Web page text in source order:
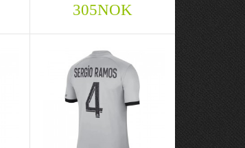
Hjemme - Herre
Fotballdrakt
720NOK 305NOK
305NOK